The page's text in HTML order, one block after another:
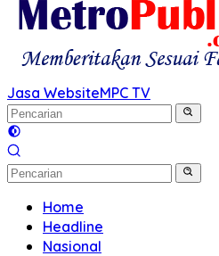
Jasa WebsiteMPC TV
Home
Headline
Nasional